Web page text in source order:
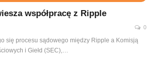
współpracę z Ripple
0
się procesu sądowego między Ripple a Komisją
i Giełd (SEC),…